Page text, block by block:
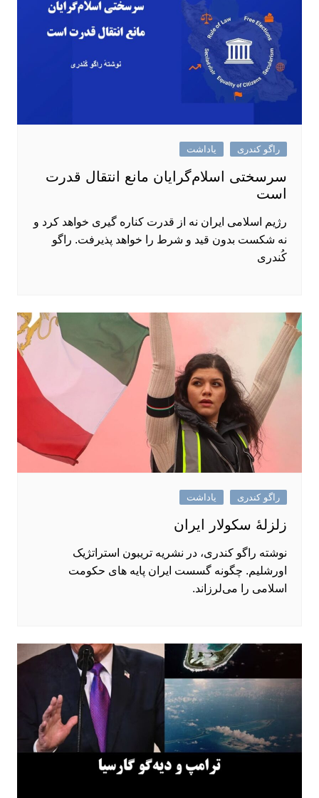
راگو کندری یاداشت
سرسختی اسلام‌گرایان مانع انتقال قدرت
است
رژیم اسلامی ایران نه از قدرت کناره ‌گیری خواهد کرد و
نه شکست بدون قید و شرط را خواهد پذیرفت. راگو
کُندری
راگو کندری یاداشت
زلزلهٔ سکولار ایران
نوشته راگو کندری، در نشریه تریبون استراتژیک
اورشلیم. چگونه گسست ایران پایه ‌های حکومت
اسلامی را می‌لرزاند.